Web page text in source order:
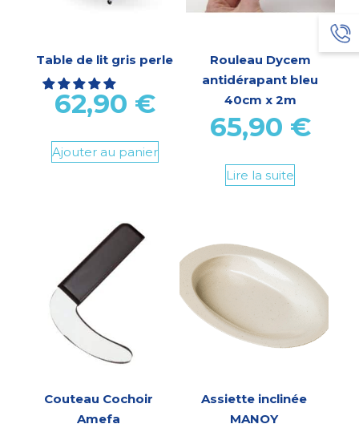
Table de lit gris perle
62,90 €
Ajouter au panier
Rouleau Dycem
antidérapant bleu
40cm x 2m
65,90 €
Lire la suite
Couteau Cochoir
Amefa
Assiette inclinée
MANOY